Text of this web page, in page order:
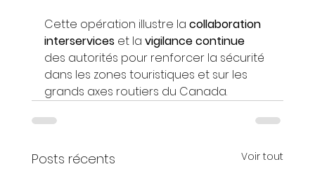
Cette opération illustre la collaboration
interservices et la vigilance continue
des autorités pour renforcer la sécurité
dans les zones touristiques et sur les
grands axes routiers du Canada.
Posts récents Voir tout